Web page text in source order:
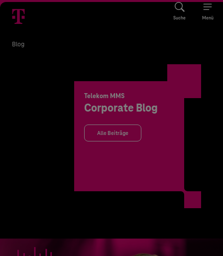
Suche Menü
Blog
Telekom MMS
Corporate Blog
Alle Beiträge